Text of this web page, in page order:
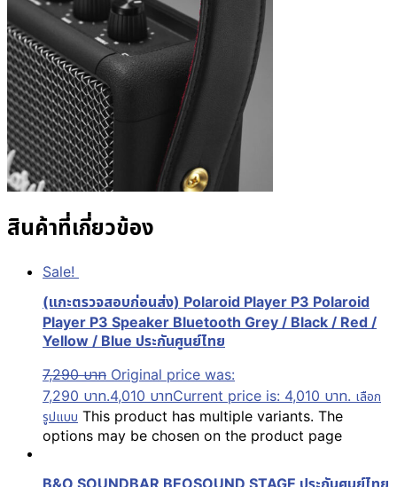
สินค้าที่เกี่ยวข้อง
Sale!
(แกะตรวจสอบก่อนส่ง) Polaroid Player P3 Polaroid
Player P3 Speaker Bluetooth Grey / Black / Red /
Yellow / Blue ประกันศูนย์ไทย
7,290บาท Original price was:
7,290 บาท.4,010 บาทCurrent price is: 4,010 บาท. เลือก
รูปแบบ This product has multiple variants. The
options may be chosen on the product page
B&O SOUNDBAR BEOSOUND STAGE ประกันศูนย์ไทย